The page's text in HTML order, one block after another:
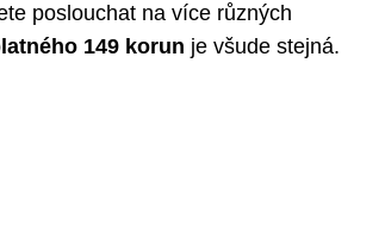
poslouchat na více různých
149 korun je všude stejná.